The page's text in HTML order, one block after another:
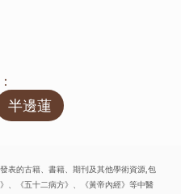
半邊蓮
表的古籍、書籍、期刊及其他學術資源,包
、《五十二病方》、《黃帝內經》等中醫